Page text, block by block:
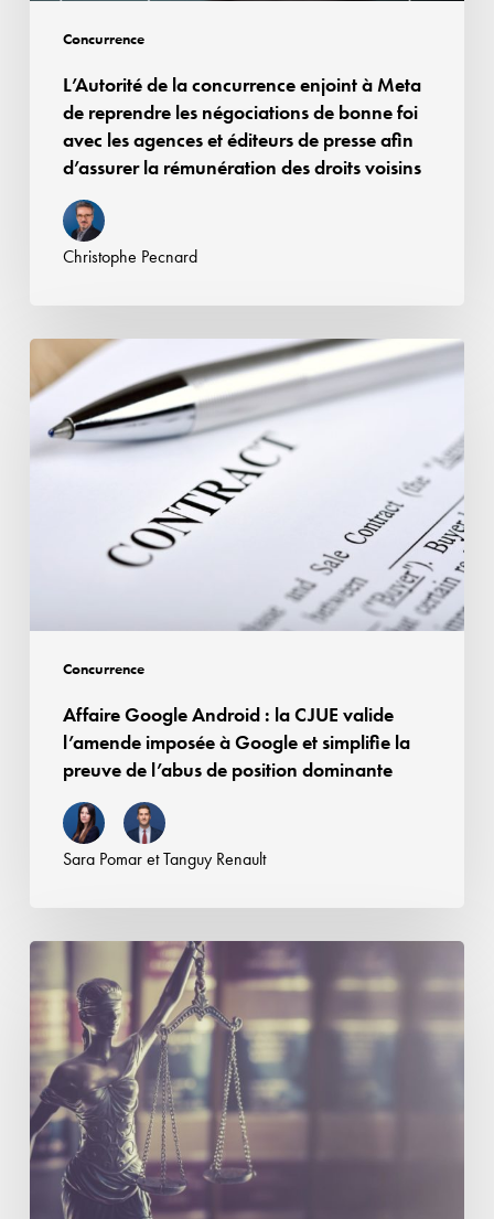
Concurrence
négociations
bonne
agences
presse
afin
d’assurer
rémunération
L’Autorité de la concurrence enjoint à Meta
de reprendre les négociations de bonne foi
avec les agences et éditeurs de presse afin
d’assurer la rémunération des droits voisins
Christophe Pecnard
Concurrence
Google
Android
:
à
Google
simplifie
preuve
position
dominante
Affaire Google Android : la CJUE valide
l’amende imposée à Google et simplifie la
preuve de l’abus de position dominante
Sara PomaretTanguy Renault
concurrence
déloyale
ou
parasitisme :
recevabilité
des
demandes
formées